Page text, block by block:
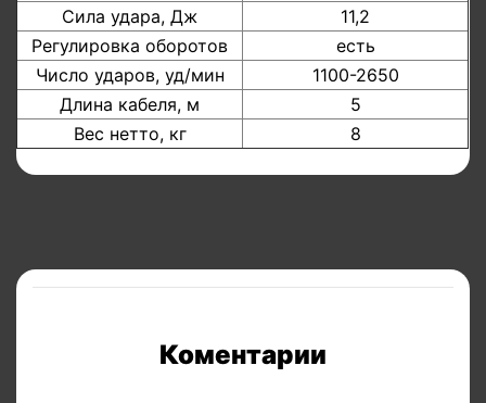
Сила удара, Дж
11,2
Регулировка оборотов
есть
Число ударов, уд/мин
1100-2650
Длина кабеля, м
5
Вес нетто, кг
8
Коментарии